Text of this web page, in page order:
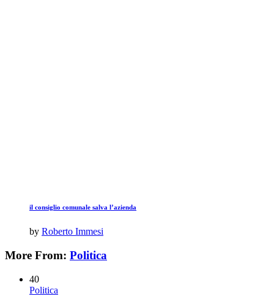
il consiglio comunale salva l’azienda
by Roberto Immesi
More From: Politica
40
Politica